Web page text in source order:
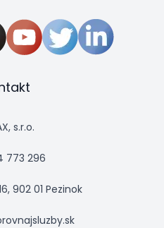
s.r.o.
773 296
902 01 Pezinok